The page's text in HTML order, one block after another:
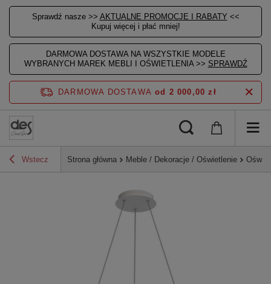
Sprawdź nasze >> AKTUALNE PROMOCJE I RABATY <<
Kupuj więcej i płać mniej!
DARMOWA DOSTAWA NA WSZYSTKIE MODELE
WYBRANYCH MAREK MEBLI I OŚWIETLENIA >> SPRAWDŹ
DARMOWA DOSTAWA od 2 000,00 zł
Wstecz Strona główna Meble / Dekoracje / Oświetlenie